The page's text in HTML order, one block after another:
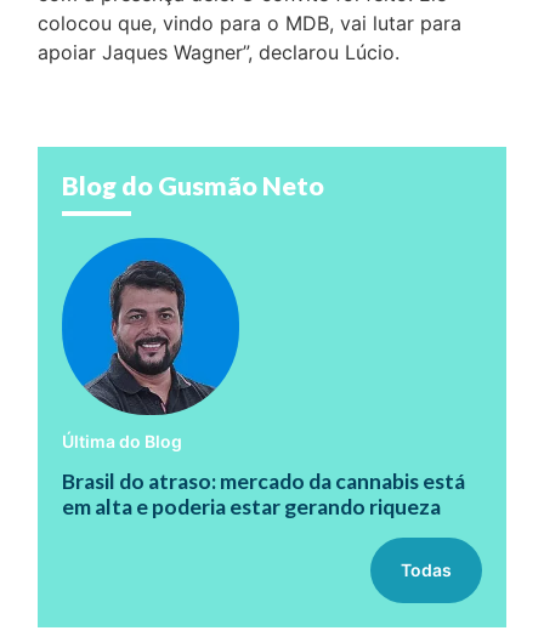
colocou que, vindo para o MDB, vai lutar para
apoiar Jaques Wagner”, declarou Lúcio.
Blog do Gusmão Neto
Última do Blog
Brasil do atraso: mercado da cannabis está
em alta e poderia estar gerando riqueza
Todas